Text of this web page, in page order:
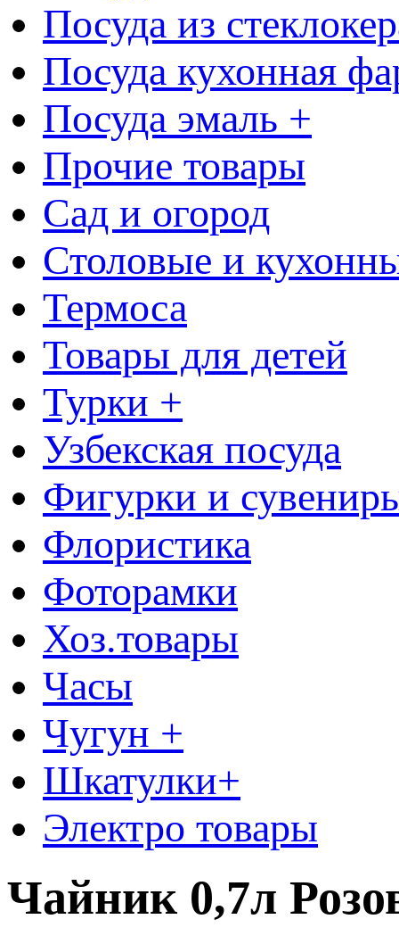
Посуда из
Посуда кухонная
Посуда эмаль +
Прочие товары
Сад и огород
Столовые и
Термоса
Товары для детей
Турки +
Узбекская посуда
Фигурки и
Флористика
Фоторамки
Хоз.товары
Часы
Чугун +
Шкатулки+
Электро товары
Чайник 0,7л